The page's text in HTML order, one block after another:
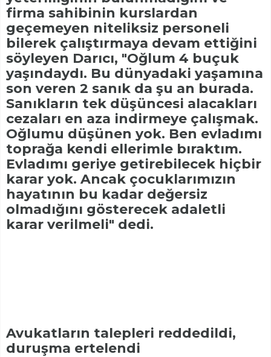
firma sahibinin kurslardan
geçemeyen niteliksiz personeli
bilerek çalıştırmaya devam ettiğini
söyleyen Darıcı, "Oğlum 4 buçuk
yaşındaydı. Bu dünyadaki yaşamına
son veren 2 sanık da şu an burada.
Sanıkların tek düşüncesi alacakları
cezaları en aza indirmeye çalışmak.
Oğlumu düşünen yok. Ben evladımı
toprağa kendi ellerimle bıraktım.
Evladımı geriye getirebilecek hiçbir
karar yok. Ancak çocuklarımızın
hayatının bu kadar değersiz
olmadığını gösterecek adaletli
karar verilmeli" dedi.
Avukatların talepleri reddedildi,
duruşma ertelendi